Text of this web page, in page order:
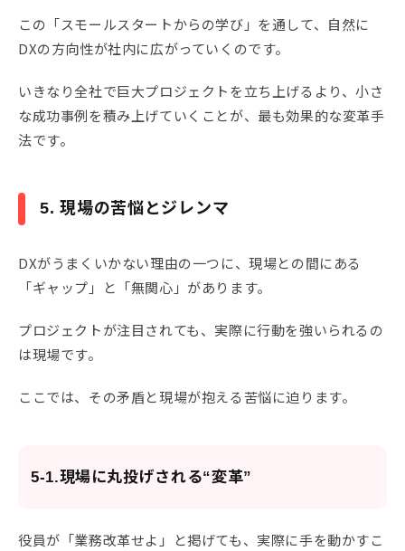
この「スモールスタートからの学び」を通して、自然に
DXの方向性が社内に広がっていくのです。
いきなり全社で巨大プロジェクトを立ち上げるより、小さ
な成功事例を積み上げていくことが、最も効果的な変革手
法です。
5. 現場の苦悩とジレンマ
DXがうまくいかない理由の一つに、現場との間にある
「ギャップ」と「無関心」があります。
プロジェクトが注目されても、実際に行動を強いられるの
は現場です。
ここでは、その矛盾と現場が抱える苦悩に迫ります。
5-1.現場に丸投げされる“変革”
役員が「業務改革せよ」と掲げても、実際に手を動かすこ